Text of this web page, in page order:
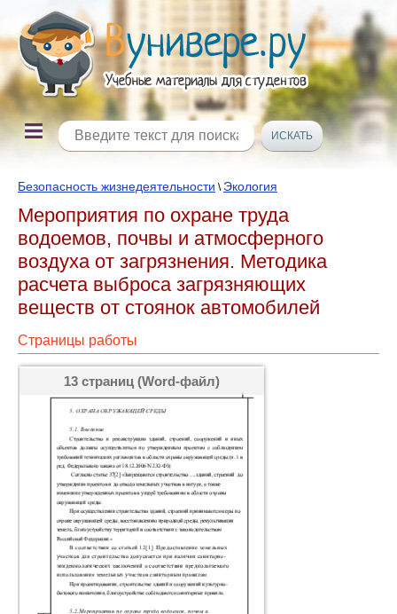
Безопасность жизнедеятельности \ Экология
Мероприятия по охране труда
водоемов, почвы и атмосферного
воздуха от загрязнения. Методика
расчета выброса загрязняющих
веществ от стоянок автомобилей
Страницы работы
13 страниц (Word-файл)